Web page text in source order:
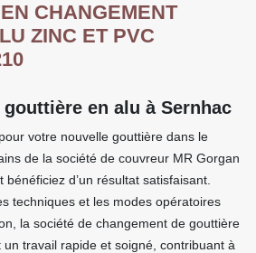
CHANGEMENT
ZINC ET PVC
en alu à Sernhac
votre nouvelle gouttière dans le
de la société de couvreur MR Gorgan
d’un résultat satisfaisant.
techniques et les modes opératoires
la société de changement de gouttière
travail rapide et soigné, contribuant à